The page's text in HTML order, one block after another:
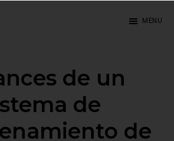
MENU
de un
de
de